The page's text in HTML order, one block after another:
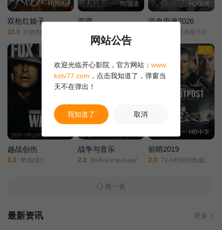
HD国语
双枪红娘子
10.0 刘姝彤/文祈/王品一/谢宁/王岗岗/陈之辉/李为民/魏兆雄/王程/邱晨阳/
TC国语
四渡
HD国语
浴血忠魂2026
艾科///郭美林子///李博///葛佳佳///邓凯匀///周星宜///红卫姝辰///张博///胡骁源///陈宇星///朱丹蕾///张庆亮/
越战创伤
8.0 孽战(港)/
战争与音乐
2.0 Война и музыка/
正片
HD中字
前哨2019
2.0 72小时前哨救援(台)/前哨基地/
换一换
最新资讯 更多
网站公告
欢迎光临开心影院，官方网站： www.
kstv77.com ，点击我知道了，弹窗当
天不在弹出！
我知道了 取消